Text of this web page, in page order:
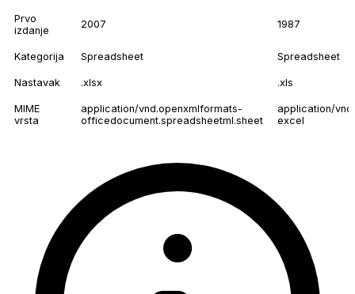
Prvo
izdanje
2007 1987
Kategorija Spreadsheet Spreadsheet
Nastavak .xlsx .xls
MIME
vrsta
application/vnd.openxmlformats-
officedocument.spreadsheetml.sheet
application/
excel